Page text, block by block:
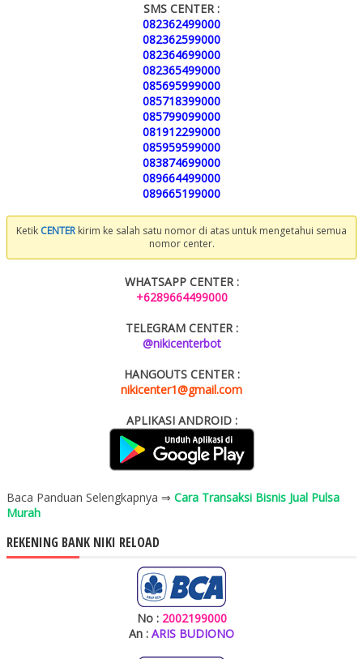
SMS CENTER :
082362499000
082362599000
082364699000
082365499000
085695999000
085718399000
085799099000
081912299000
085959599000
083874699000
089664499000
089665199000
Ketik CENTER kirim ke salah satu nomor di atas untuk mengetahui semua
nomor center.
WHATSAPP CENTER :
+6289664499000
TELEGRAM CENTER :
@nikicenterbot
HANGOUTS CENTER :
nikicenter1@gmail.com
APLIKASI ANDROID :
Baca Panduan Selengkapnya ⇒ Cara Transaksi Bisnis Jual Pulsa
Murah
REKENING BANK NIKI RELOAD
No : 2002199000
An : ARIS BUDIONO